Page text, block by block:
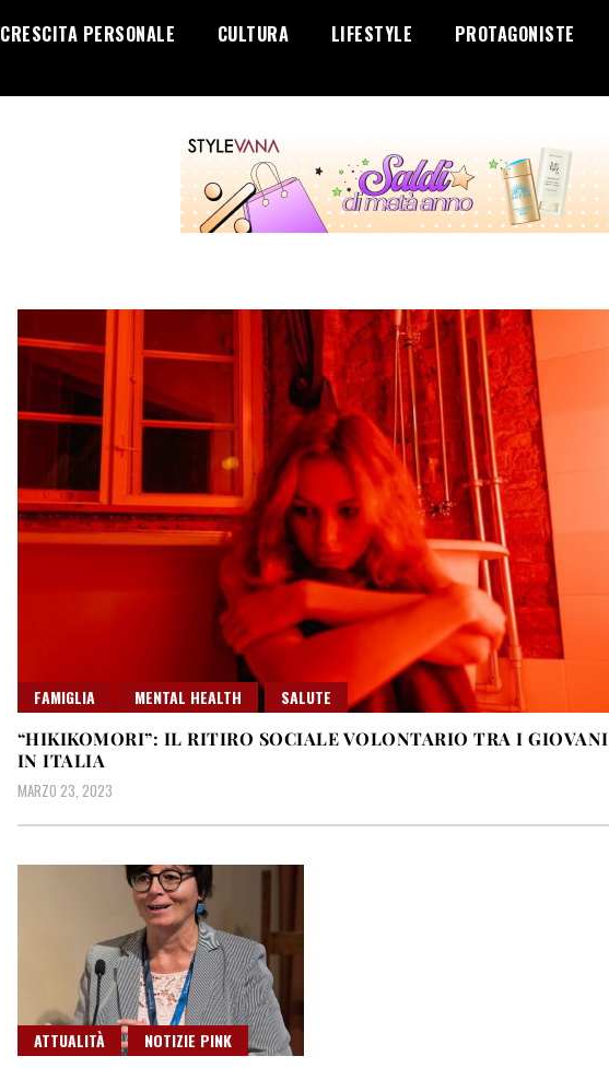
CRESCITA PERSONALE CULTURA LIFESTYLE PROTAGONISTE
FAMIGLIA MENTAL HEALTH
SALUTE
“HIKIKOMORI”: IL RITIRO SOCIALE VOLONTARIO TRA I GIOVANI
IN ITALIA
MARZO 23, 2023
ATTUALITÀ
NOTIZIE PINK